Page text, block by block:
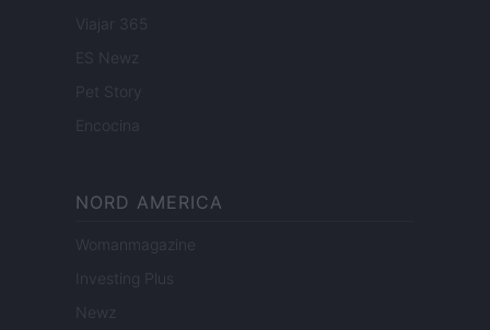
Viajar 365
ES Newz
Pet Story
Encocina
NORD AMERICA
Womanmagazine
Investing Plus
Newz